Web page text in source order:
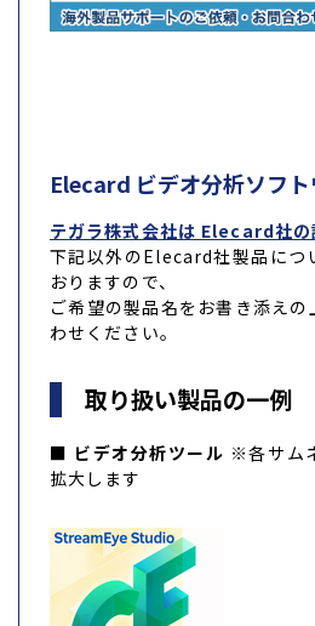
Elecard ビデオ分析ソフ
テガラ株式会社は Elecard社の
下記以外のElecard社製品につ
おりますので、
ご希望の製品名をお書き添え
わせください。
取り扱い製品の一例
■ ビデオ分析ツール ※各サム
拡大します